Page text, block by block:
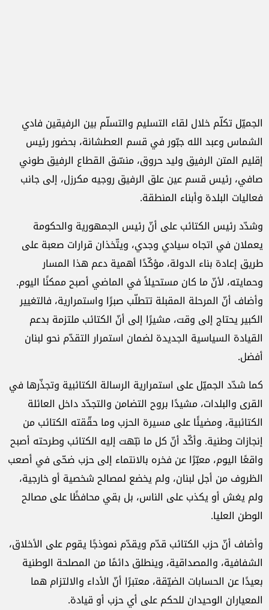
الجميّل تكلّم خلال لقاء التسليم والتسلّم بين الرفيقين فادي
الشماس وعبد الله جبّور في قسم العطشانة، بحضور رئيس
إقليم المتن الرفيق وليد حروق، منسّق القطاع الرفيق طوني
صافي، رئيس قسم عين علق الرفيق روجيه مكرزل، إلى جانب
فعاليات البلدة وأبناء المنطقة.
وشدّد رئيس الكتائب على أنّ رئيس الجمهورية والحكومة
يعملان في اتجاه سيادي وجدي، ويتّخذان قرارات صعبة على
طريق إعادة بناء الدولة، مؤكّدًا أهمية دعم هذا المسار
وحمايته، لأنّ ما كان مستحيلاً في الماضي أصبح ممكنًا اليوم.
وأضاف أنّ المرحلة المقبلة تتطلّب صبرًا واستمرارية، فالتغيير
الكبير يحتاج إلى وقت، مشيرًا إلى أنّ الكتائب ملتزمة بدعم
القيادة السياسية الجديدة لضمان استمرار التقدّم نحو لبنان
أفضل.
كما شدّد الجميّل على استمرارية الرسالة الكتائبية وتجذّرها في
القرى والبلدات، مشيدًا بروح التضامن والتجدّد داخل العائلة
الكتائبية، ومضيئًا على مسيرة الحزب وما حقّقته الكتائب من
إنجازات وطنية. وأكّد أنّ كل ما نبّهت إليه الكتائب وطرحته أصبح
واقعًا اليوم، معبّرًا عن فخره بالانتماء إلى حزب ضحّى في أصعب
الظروف من أجل لبنان، ولم يخضع لمصالح شخصية أو خارجية،
ولم يغش أو يكذب على الناس، بل بقي محافظًا على مصالح
الوطن العليا.
وأضاف أنّ حزب الكتائب قدّم ويقدّم نموذجًا يقوم على الأخلاق،
الشفافية، والمصداقية، وينطلق دائمًا من المصلحة الوطنية
بعيدًا عن الحسابات الضيّقة، معتبرًا أنّ الأداء والالتزام هما
المعياران الوحيدان للحكم على أي حزب أو قيادة.